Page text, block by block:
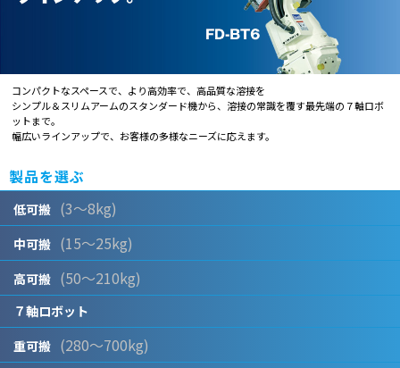
コンパクトなスペースで、より高効率で、高品質な溶接を――
シンプル＆スリムアームのスタンダード機から、溶接の常識を覆す最先端の７軸ロボ
ットまで。
幅広いラインアップで、お客様の多様なニーズに応えます。
製品を選ぶ
低可搬 (3～8kg)
中可搬 (15～25kg)
高可搬 (50～210kg)
７軸ロボット
重可搬 (280～700kg)